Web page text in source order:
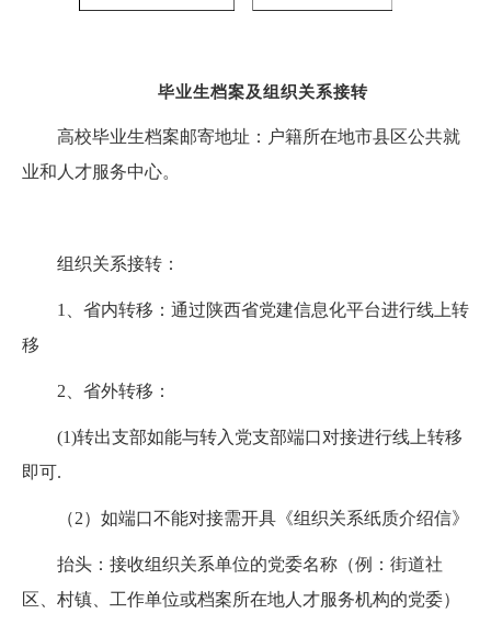
毕业生档案及组织关系接转
高校毕业生档案邮寄地址：户籍所在地市县区公共就
业和人才服务中心。
组织关系接转：
1、省内转移：通过陕西省党建信息化平台进行线上转
移
2、省外转移：
(1)转出支部如能与转入党支部端口对接进行线上转移
即可.
（2）如端口不能对接需开具《组织关系纸质介绍信》
抬头：接收组织关系单位的党委名称（例：街道社
区、村镇、工作单位或档案所在地人才服务机构的党委）